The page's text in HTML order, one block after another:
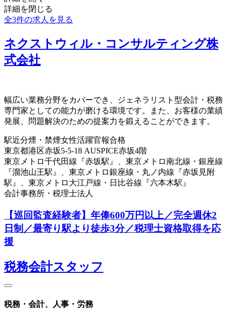
詳細を閉じる
全3件の求人を見る
ネクストウィル・コンサルティング株
式会社
幅広い業務分野をカバーでき、ジェネラリスト型会計・税務
専門家としての能力が磨ける環境です。また、お客様の業績
発展、問題解決のための提案力を鍛えることができます。
駅近分煙・禁煙女性活躍官報合格
東京都港区赤坂5-5-18 AUSPICE赤坂4階
東京メトロ千代田線『赤坂駅』、東京メトロ南北線・銀座線
『溜池山王駅』、東京メトロ銀座線・丸ノ内線『赤坂見附
駅』、東京メトロ大江戸線・日比谷線『六本木駅』
会計事務所・税理士法人
【巡回監査経験者】年俸600万円以上／完全週休2
日制／最寄り駅より徒歩3分／税理士資格取得を応
援
税務会計スタッフ
税務・会計、人事・労務